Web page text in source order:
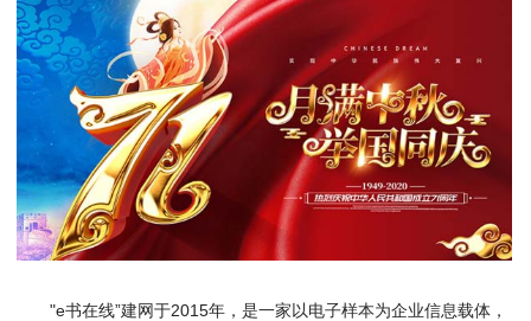
"e书在线”建网于2015年，是一家以电子样本为企业信息载体，